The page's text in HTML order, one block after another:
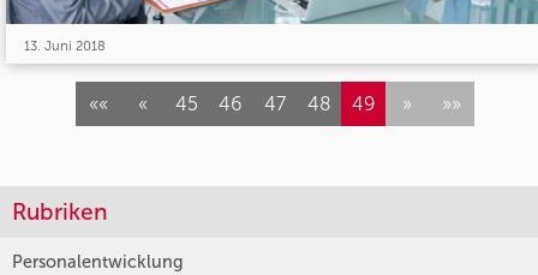
Rubriken
Personalentwicklung
13. Juni 2018
«« « 45 46 47 48 49 » »»